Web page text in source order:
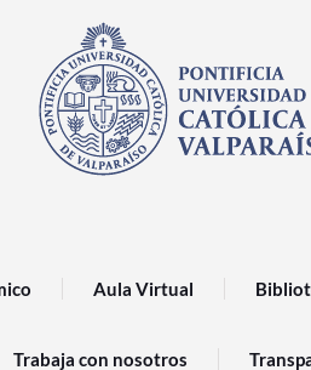
Aula Virtual
Trabaja con nosotros